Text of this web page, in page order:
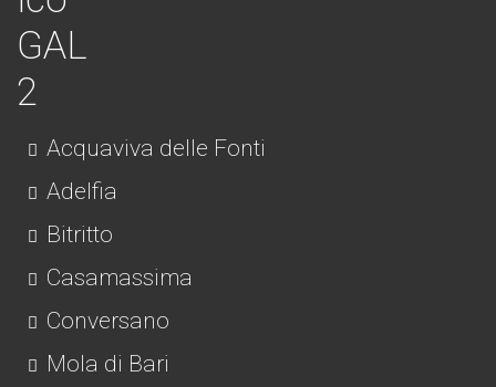
Acquaviva delle Fonti
Adelfia
Bitritto
Casamassima
Conversano
Mola di Bari